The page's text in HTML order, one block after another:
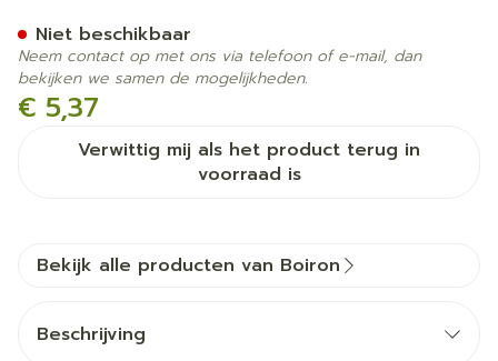
€ 5,37
Verwittig mij als het product terug in
voorraad is
Niet beschikbaar
Neem contact op met ons via telefoon of e-mail, dan
bekijken we samen de mogelijkheden.
Bekijk alle producten van Boiron
Beschrijving